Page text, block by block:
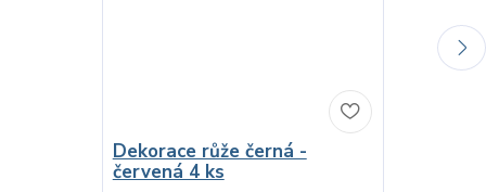
Dekorace růže černá -
červená 4 ks